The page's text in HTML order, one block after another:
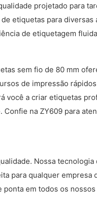
projetado para
etiquetas para
de etiquetagem
sem fio de 80 mm
de impressão
a criar etiquetas
na ZY609 para
Nossa
para qualquer
em todos os